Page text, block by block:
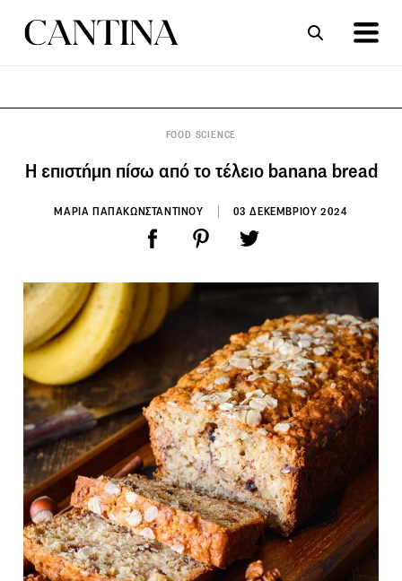
FOOD SCIENCE
Η επιστήμη πίσω από το τέλειο banana bread
ΜΑΡΙΑ ΠΑΠΑΚΩΝΣΤΑΝΤΙΝΟΥ 03 ΔΕΚΕΜΒΡΙΟΥ 2024